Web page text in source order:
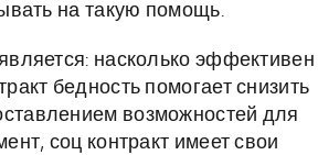
на такую помощь.
насколько эффективен
бедность помогает снизить
возможностей для
соц контракт имеет свои